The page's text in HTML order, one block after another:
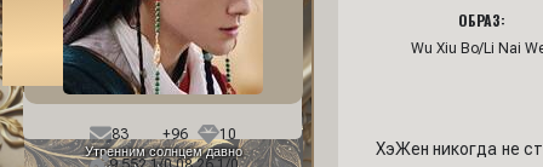
Утренним солнцем давно
83 +96
10
ОБРАЗ:
Wu Xiu Bo/Li Nai
ХэЖен никогда не